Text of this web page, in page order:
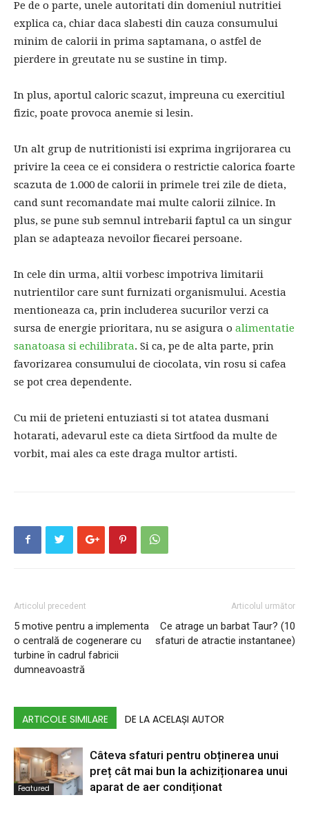
Pe de o parte, unele autoritati din domeniul nutritiei
explica ca, chiar daca slabesti din cauza consumului
minim de calorii in prima saptamana, o astfel de
pierdere in greutate nu se sustine in timp.
In plus, aportul caloric scazut, impreuna cu exercitiul
fizic, poate provoca anemie si lesin.
Un alt grup de nutritionisti isi exprima ingrijorarea cu
privire la ceea ce ei considera o restrictie calorica foarte
scazuta de 1.000 de calorii in primele trei zile de dieta,
cand sunt recomandate mai multe calorii zilnice. In
plus, se pune sub semnul intrebarii faptul ca un singur
plan se adapteaza nevoilor fiecarei persoane.
In cele din urma, altii vorbesc impotriva limitarii
nutrientilor care sunt furnizati organismului. Acestia
mentioneaza ca, prin includerea sucurilor verzi ca
sursa de energie prioritara, nu se asigura o alimentatie
sanatoasa si echilibrata. Si ca, pe de alta parte, prin
favorizarea consumului de ciocolata, vin rosu si cafea
se pot crea dependente.
Cu mii de prieteni entuziasti si tot atatea dusmani
hotarati, adevarul este ca dieta Sirtfood da multe de
vorbit, mai ales ca este draga multor artisti.
Articolul precedent
5 motive pentru a implementa
o centrală de cogenerare cu
turbine în cadrul fabricii
dumneavoastră
Articolul următor
Ce atrage un barbat Taur? (10
sfaturi de atractie instantanee)
ARTICOLE SIMILARE DE LA ACELAȘI AUTOR
Featured
Câteva sfaturi pentru obținerea unui
preț cât mai bun la achiziționarea unui
aparat de aer condiționat